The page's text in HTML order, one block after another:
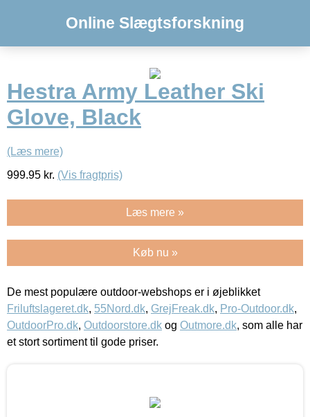
Online Slægtsforskning
Hestra Army Leather Ski
Glove, Black
(Læs mere)
999.95 kr. (Vis fragtpris)
Læs mere »
Køb nu »
De mest populære outdoor-webshops er i øjeblikket
Friluftslageret.dk, 55Nord.dk, GrejFreak.dk, Pro-Outdoor.dk,
OutdoorPro.dk, Outdoorstore.dk og Outmore.dk, som alle har
et stort sortiment til gode priser.